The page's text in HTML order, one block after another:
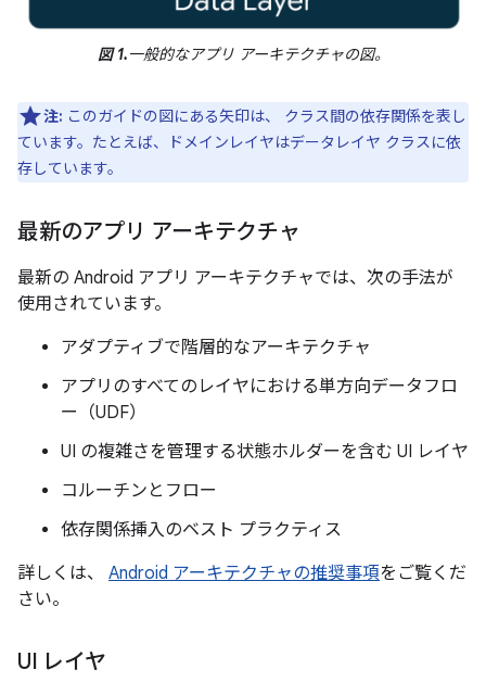
図 1.一般的なアプリ アーキテクチャの図。
注: このガイドの図にある矢印は、 クラス間の依存関係を表し
ています。たとえば、ドメインレイヤはデータレイヤ クラスに依
存しています。
最新のアプリ アーキテクチャ
最新の Android アプリ アーキテクチャでは、次の手法が
使用されています。
アダプティブで階層的なアーキテクチャ
アプリのすべてのレイヤにおける単方向データフロ
ー（UDF）
UI の複雑さを管理する状態ホルダーを含む UI レイヤ
コルーチンとフロー
依存関係挿入のベスト プラクティス
詳しくは、 Android アーキテクチャの推奨事項をご覧くだ
さい。
UI レイヤ